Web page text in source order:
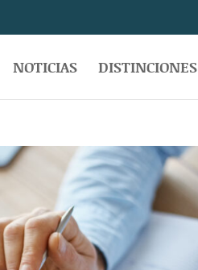
NOTICIAS DISTINCIONES